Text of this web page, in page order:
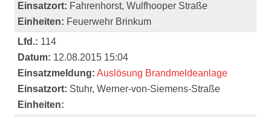
Einsatzort: Fahrenhorst, Wulfhooper Straße
Einheiten: Feuerwehr Brinkum
Lfd.: 114
Datum: 12.08.2015 15:04
Einsatzmeldung: Auslösung Brandmeldeanlage
Einsatzort: Stuhr, Werner-von-Siemens-Straße
Einheiten: